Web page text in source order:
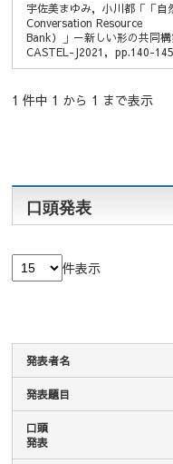
宇佐美まゆみ，小川都「「
Conversation Resource
Bank）」－新しい形の共同
CASTEL-J2021，pp.140-145
1 件中 1 から 1 まで表示
口頭発表
件表示
発表者名
発表題目
口頭
発表